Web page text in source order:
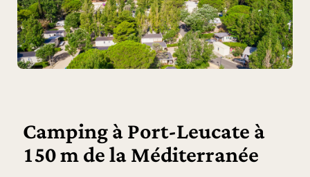
Camping à Port-Leucate à
150 m de la Méditerranée